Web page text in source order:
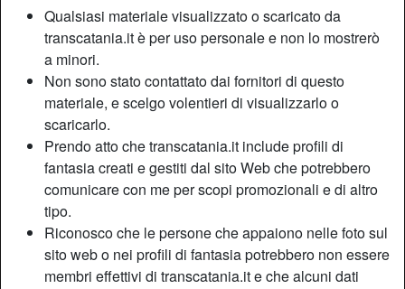
Qualsiasi materiale visualizzato o scaricato da
transcatania.it è per uso personale e non lo mostrerò
a minori.
Non sono stato contattato dai fornitori di questo
materiale, e scelgo volentieri di visualizzarlo o
scaricarlo.
Prendo atto che transcatania.it include profili di
fantasia creati e gestiti dal sito Web che potrebbero
comunicare con me per scopi promozionali e di altro
tipo.
Riconosco che le persone che appaiono nelle foto sul
sito web o nei profili di fantasia potrebbero non essere
membri effettivi di transcatania.it e che alcuni dati
Nickname:
Cacciatrice
Età:
29
Paese:
Provincia:
Catania
Sesso:
Sessualità:
Bisessuale
Relazione:
Single
Colore dei capelli:
Scuro
Colore degli occhi:
Depilata:
No
Fumatrice:
A volte